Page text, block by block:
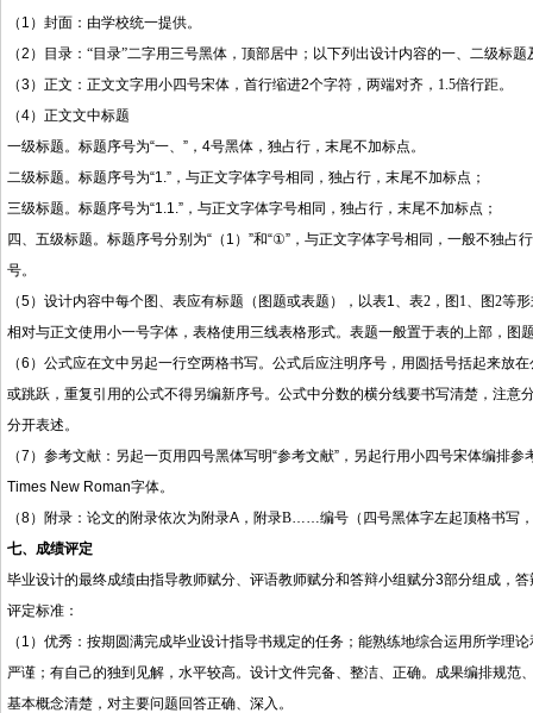
（ 1 ）封面：由学校统一提供。
（2 ）目录：“目录”二字用三号黑体，顶部居中；以下列出设计内容的一、二级标
（3） 正文：正文文字用小四号宋体，首行缩进2个字符，两端对齐， 1.5倍行距。
（4） 正文文中标题
一级标题。标题序号为“一、 ”， 4号黑体，独占行，末尾不加标点。
二级标题。标题序号为“1.”，与正文字体字号相同，独占行，末尾不加标点；
三级标题。标题序号为“1.1.”，与正文字体字号相同，独占行，末尾不加标点；
四、五级标题。标题序号分别为“（1 ） ”和“①”，与正文字体字号相同，一般不独占
号。
（5）设计内容中每个图、表应有标题（图题或表题），以表1、表2，图 1、图2等形
相对与正文使用小一号字体，表格使用三线表格形式。表题一般置于表的上部，图
（6 ） 公式应在文中另起一行空两格书写。公式后应注明序号，用圆括号括起来放
或跳跃，重复引用的公式不得另编新序号。公式中分数的横分线要书写清楚，注
分开表述。
（7 ） 参考文献：另起一页用四号黑体写明“参考文献”，另起行用小四号宋体编排参
Times New Roman字体。
（8） 附录：论文的附录依次为附录A，附录B……编号（四号黑体字左起顶格书写
七、成绩评定
毕业设计的最终成绩由指导教师赋分、评语教师赋分和答辩小组赋分3部分组成，
评定标准：
（ 1 ）优秀：按期圆满完成毕业设计指导书规定的任务；能熟练地综合运用所学理
严谨；有自己的独到见解，水平较高。设计文件完备、整洁、正确。成果编排规
基本概念清楚，对主要问题回答正确、深入。